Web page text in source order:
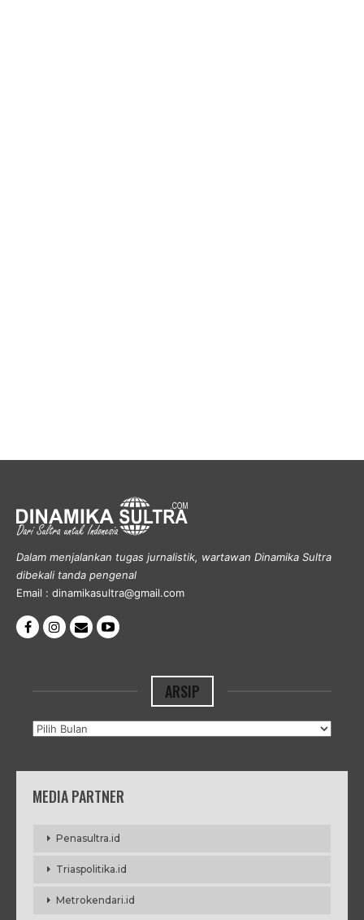
Dalam menjalankan tugas jurnalistik, wartawan Dinamika Sultra
dibekali tanda pengenal
Email : dinamikasultra@gmail.com
ARSIP
Arsip
MEDIA PARTNER
Penasultra.id
Triaspolitika.id
Metrokendari.id